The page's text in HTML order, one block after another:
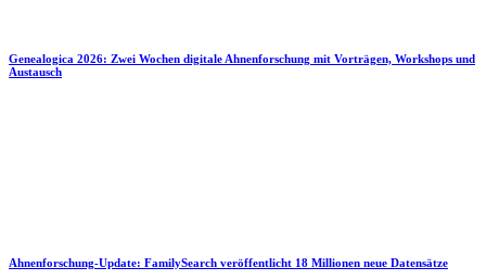
Genealogica 2026: Zwei Wochen digitale Ahnenforschung mit Vorträgen, Workshops und
Austausch
Ahnenforschung-Update: FamilySearch veröffentlicht 18 Millionen neue Datensätze